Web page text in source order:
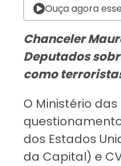
Ouça agora
Chanceler
Deputados
como
O Ministério
dos Estados
da Capital) e